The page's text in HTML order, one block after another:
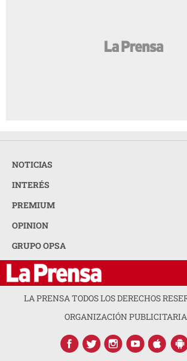
NOTICIAS
INTERÉS
PREMIUM
OPINION
GRUPO OPSA
LA PRENSA TODOS LOS DERECHOS
ORGANIZACIÓN